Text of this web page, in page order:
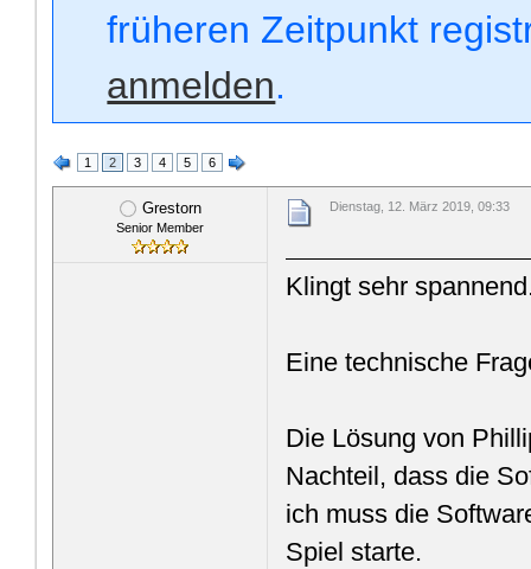
früheren Zeitpunkt
anmelden.
1 2 3 4 5 6
Grestorn
Senior Member
Dienstag, 12. März 2019, 09:33
Klingt sehr
Eine technische
Die Lösung von
Nachteil, dass die
ich muss die
Spiel starte.